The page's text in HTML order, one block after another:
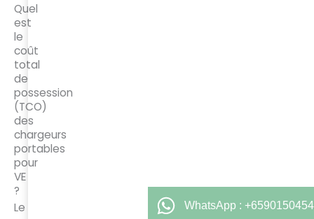
Quel
est
le
coût
total
de
possession
(TCO)
des
chargeurs
portables
pour
VE
?
Le
WhatsApp : +6590150454